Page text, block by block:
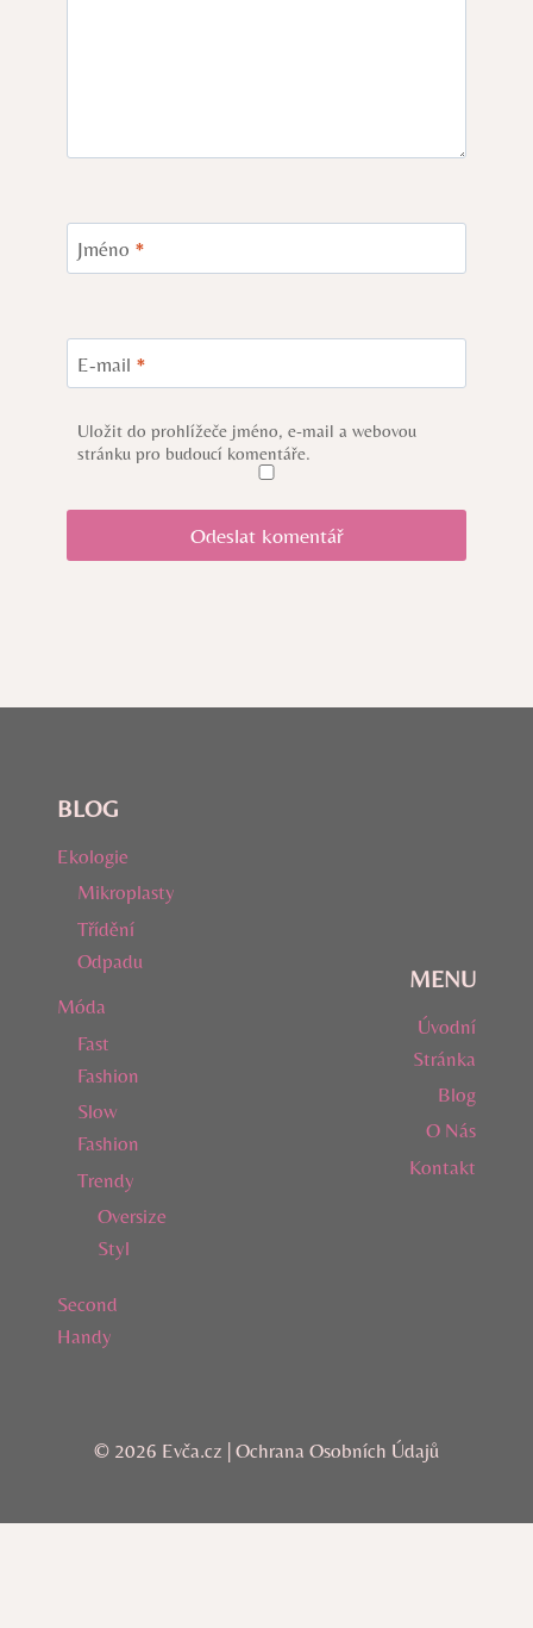
Jméno *
E-mail *
Uložit do prohlížeče jméno, e-mail a webovou
stránku pro budoucí komentáře.
BLOG
Ekologie
Mikroplasty
Třídění
Odpadu
Móda
Fast
Fashion
Slow
Fashion
Trendy
Oversize
Styl
Second
Handy
MENU
Úvodní
Stránka
Blog
O Nás
Kontakt
© 2026 Evča.cz | Ochrana Osobních Údajů